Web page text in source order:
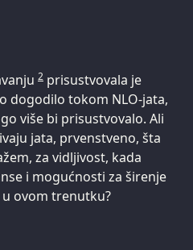
2 prisustvovala je
dogodilo tokom NLO-jata,
više bi prisustvovalo. Ali
jata, prvenstveno, šta
za vidljivost, kada
i mogućnosti za širenje
ovom trenutku?